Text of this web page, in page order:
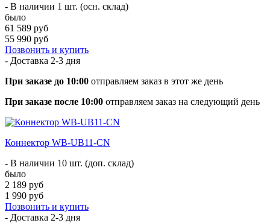
- В наличии 1 шт. (осн. склад)
было
61 589 руб
55 990 руб
Позвонить и купить
- Доставка 2-3 дня
При заказе до 10:00 отправляем заказ в этот же день
При заказе после 10:00 отправляем заказ на следующий день
Коннектор WB-UB11-CN
- В наличии 10 шт. (доп. склад)
было
2 189 руб
1 990 руб
Позвонить и купить
- Доставка 2-3 дня